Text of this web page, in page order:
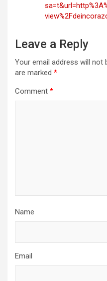
Leave a Reply
Your email address will not
are marked *
Comment *
Name
Email